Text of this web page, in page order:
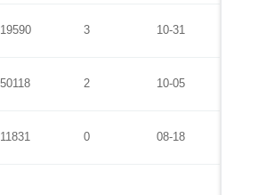
19590 3 10-31
50118 2 10-05
11831 0 08-18